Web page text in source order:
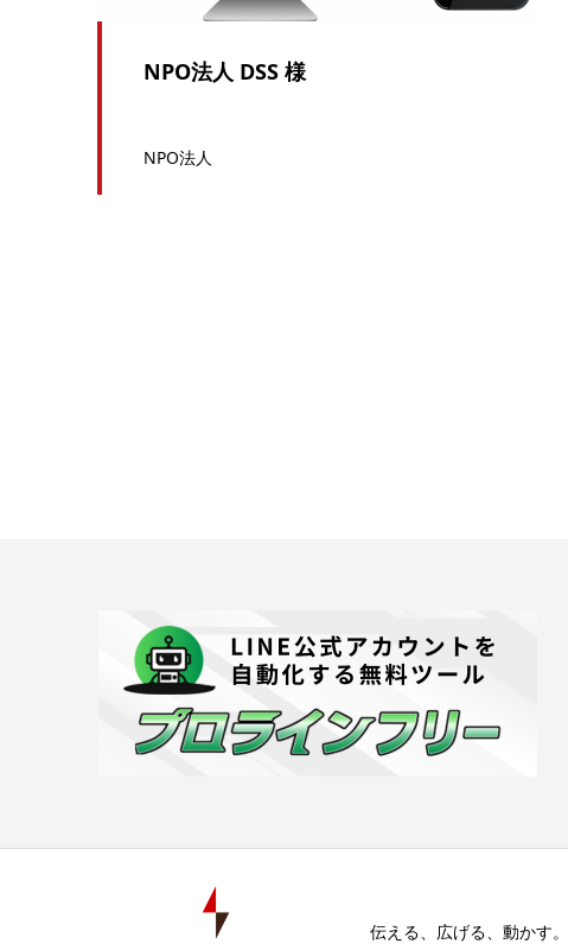
NPO法人 DSS 様
NPO法人
伝える、広げる、動かす。